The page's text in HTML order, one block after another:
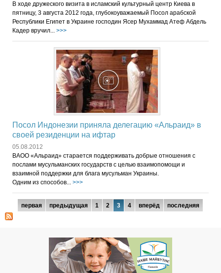
В ходе дружеского визита в исламский культурный центр Киева в
пятницу, 3 августа 2012 года, глубокоуважаемый Посол арабской
Республики Египет в Украине господин Ясер Мухаммад Атеф Абдель
Кадер вручил... >>>
Посол Индонезии приняла делегацию «Альраид» в
своей резиденции на ифтар
05.08.2012
ВАОО «Альраид» старается поддерживать добрые отношения с
послами мусульманских государств с целью взаимопомощи и
взаимной поддержки для блага мусульман Украины.
Одним из способов... >>>
Страницы
первая предыдущая 1 2 3 4 вперёд последняя